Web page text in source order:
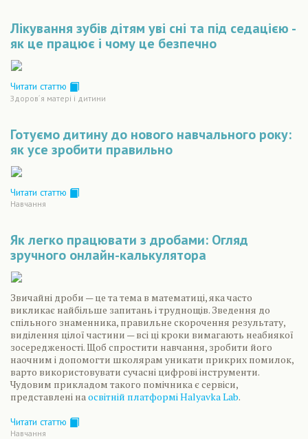
Лікування зубів дітям уві сні та під седацією -
як це працює і чому це безпечно
Читати статтю
Здоров´я матері і дитини
Готуємо дитину до нового навчального року:
як усе зробити правильно
Читати статтю
Навчання
Як легко працювати з дробами: Огляд
зручного онлайн-калькулятора
Звичайні дроби — це та тема в математиці, яка часто
викликає найбільше запитань і труднощів. Зведення до
спільного знаменника, правильне скорочення результату,
виділення цілої частини — всі ці кроки вимагають неабиякої
зосередженості. Щоб спростити навчання, зробити його
наочним і допомогти школярам уникати прикрих помилок,
варто використовувати сучасні цифрові інструменти.
Чудовим прикладом такого помічника є сервіси,
представлені на освітній платформі Halyavka Lab.
Читати статтю
Навчання